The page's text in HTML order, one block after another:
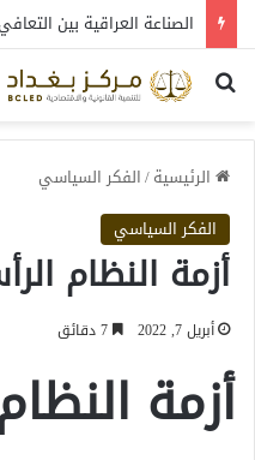
بحث عن
الرئيسية/الفكر السياسي
الفكر السياسي
أزمة النظام
أبريل 7, 2022
أزمة